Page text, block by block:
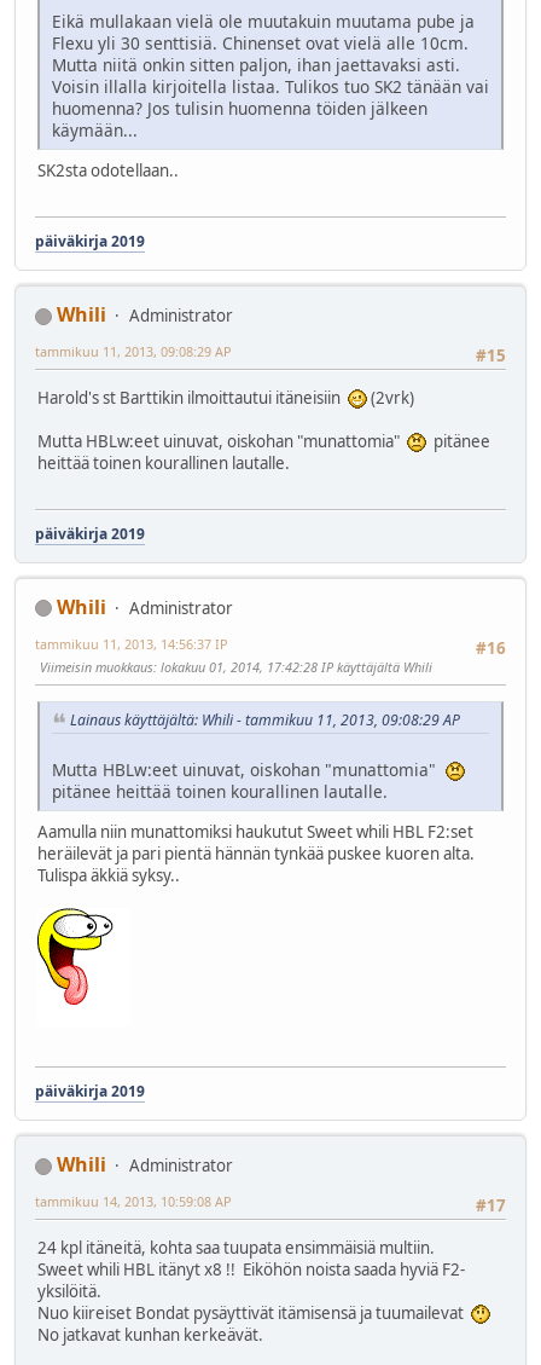
Eikä mullakaan vielä ole muutakuin muutama pube ja
Flexu yli 30 senttisiä. Chinenset ovat vielä alle 10cm.
Mutta niitä onkin sitten paljon, ihan jaettavaksi asti.
Voisin illalla kirjoitella listaa. Tulikos tuo SK2 tänään vai
huomenna? Jos tulisin huomenna töiden jälkeen
käymään...
SK2sta odotellaan..
päiväkirja 2019
Whili
Administrator
#15
tammikuu 11, 2013, 09:08:29 AP
Harold's st Barttikin ilmoittautui itäneisiin
(2vrk)
Mutta HBLw:eet uinuvat, oiskohan "munattomia"
pitänee
heittää toinen kourallinen lautalle.
päiväkirja 2019
Whili
Administrator
#16
tammikuu 11, 2013, 14:56:37 IP
Viimeisin muokkaus: lokakuu 01, 2014, 17:42:28 IP käyttäjältä Whili
Lainaus käyttäjältä: Whili - tammikuu 11, 2013, 09:08:29 AP
Mutta HBLw:eet uinuvat, oiskohan "munattomia"
pitänee heittää toinen kourallinen lautalle.
Aamulla niin munattomiksi haukutut Sweet whili HBL F2:set
heräilevät ja pari pientä hännän tynkää puskee kuoren alta.
Tulispa äkkiä syksy..
päiväkirja 2019
Whili
Administrator
#17
tammikuu 14, 2013, 10:59:08 AP
24 kpl itäneitä, kohta saa tuupata ensimmäisiä multiin.
Sweet whili HBL itänyt x8 !! Eiköhön noista saada hyviä F2-
yksilöitä.
Nuo kiireiset Bondat pysäyttivät itämisensä ja tuumailevat
No jatkavat kunhan kerkeävät.